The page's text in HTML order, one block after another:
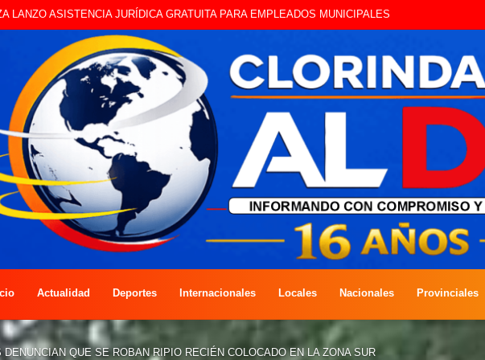
DÍA DEL VETERINARIO, LA VETERINARIA MÓVIL MUNICIPAL VISITO EL BARRIO TOBA
Actualidad Deportes Internacionales Locales Nacionales Provinciales
DENUNCIAN QUE SE ROBAN RIPIO RECIÉN COLOCADO EN LA ZONA SUR